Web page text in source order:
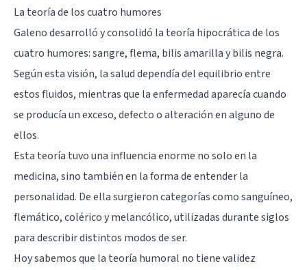
La teoría de los cuatro humores
Galeno desarrolló y consolidó la teoría hipocrática de los
cuatro humores: sangre, flema, bilis amarilla y bilis negra.
Según esta visión, la salud dependía del equilibrio entre
estos fluidos, mientras que la enfermedad aparecía cuando
se producía un exceso, defecto o alteración en alguno de
ellos.
Esta teoría tuvo una influencia enorme no solo en la
medicina, sino también en la forma de entender la
personalidad. De ella surgieron categorías como sanguíneo,
flemático, colérico y melancólico, utilizadas durante siglos
para describir distintos modos de ser.
Hoy sabemos que la teoría humoral no tiene validez